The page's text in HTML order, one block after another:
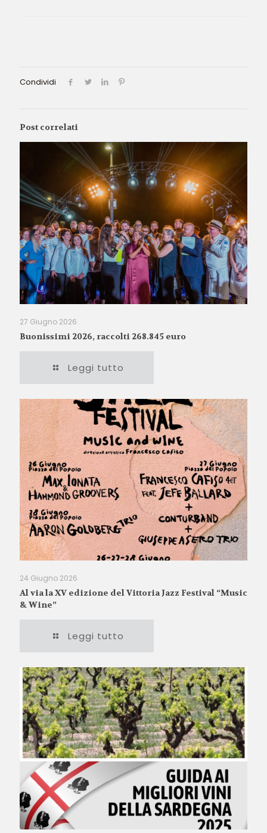
Condividi
Post correlati
27 Giugno 2026
Buonissimi 2026, raccolti 268.845 euro
Leggi tutto
24 Giugno 2026
Al via la XV edizione del Vittoria Jazz Festival “Music
& Wine”
Leggi tutto